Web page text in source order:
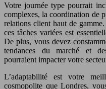
Votre journée type pourrait
complexes, la coordination de
relations client haut de
ces tâches variées est
De plus, vous devez
tendances du marché et
pourraient impacter votre
L’adaptabilité est votre
cosmopolite que Londres,